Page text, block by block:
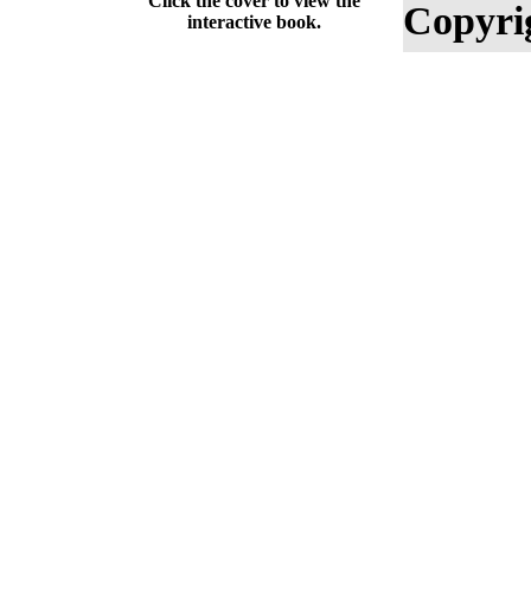
interactive book.